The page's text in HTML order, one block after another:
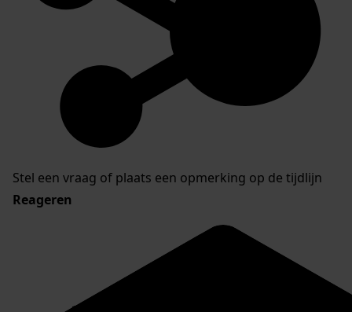
Stel een vraag of plaats een opmerking op de tijdlijn
Reageren